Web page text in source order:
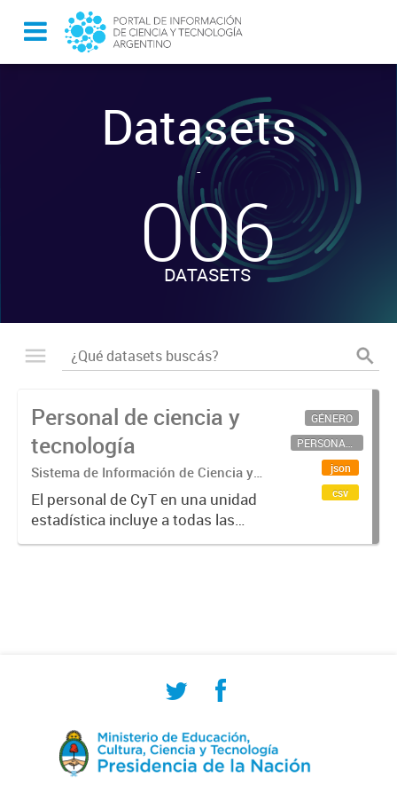
Datasets
-
006
DATASETS
Personal de ciencia y
tecnología
Sistema de Información de Ciencia y
Tecnología Argentino (SICYTAR)
El personal de CyT en una unidad
estadística incluye a todas las
personas involucradas
GÉNERO
PERSONAL CIENTÍFICO-TECNOLÓGICO
json
csv